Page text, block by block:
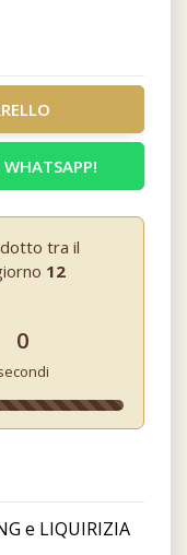
tra il
12
0
e LIQUIRIZIA